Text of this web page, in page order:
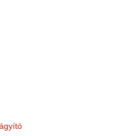
10''/20'' BigBlue